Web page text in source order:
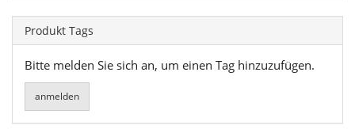
Produkt Tags
Bitte melden Sie sich an, um einen Tag hinzuzufügen.